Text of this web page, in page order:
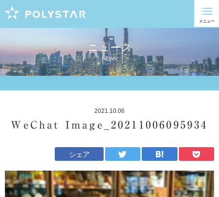
ニュース
NEWS
2021.10.06
WeChat Image_20211006095934
シェア